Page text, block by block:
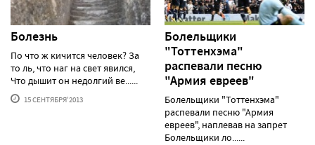
Болезнь
По что ж кичится человек? За
то ль, что наг на свет явился,
Что дышит он недолгий ве......
15 СЕНТЯБРЯ'2013
Болельщики
"Тоттенхэма"
распевали песню
"Армия евреев"
Болельщики "Тоттенхэма"
распевали песню "Армия
евреев", наплевав на запрет
Болельщики ло......